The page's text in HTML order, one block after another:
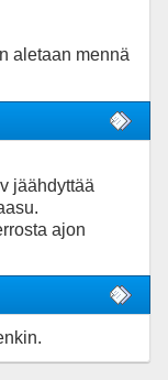
aletaan mennä
jäähdyttää
ajon